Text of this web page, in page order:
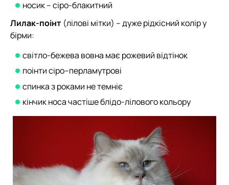
носик – сіро-блакитний
Лилак-поінт (лілові мітки) – дуже рідкісний колір у
бірми:
світло-бежева вовна має рожевий відтінок
поінти сіро–перламутрові
спинка з роками не темніє
кінчик носа частіше блідо-лілового кольору